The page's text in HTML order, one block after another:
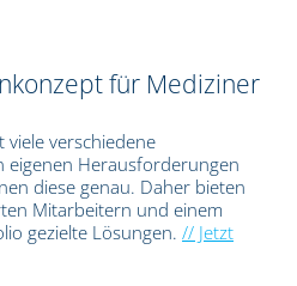
für Mediziner
viele verschiedene
eigenen Herausforderungen
diese genau. Daher bieten
Mitarbeitern und einem
gezielte Lösungen. // Jetzt